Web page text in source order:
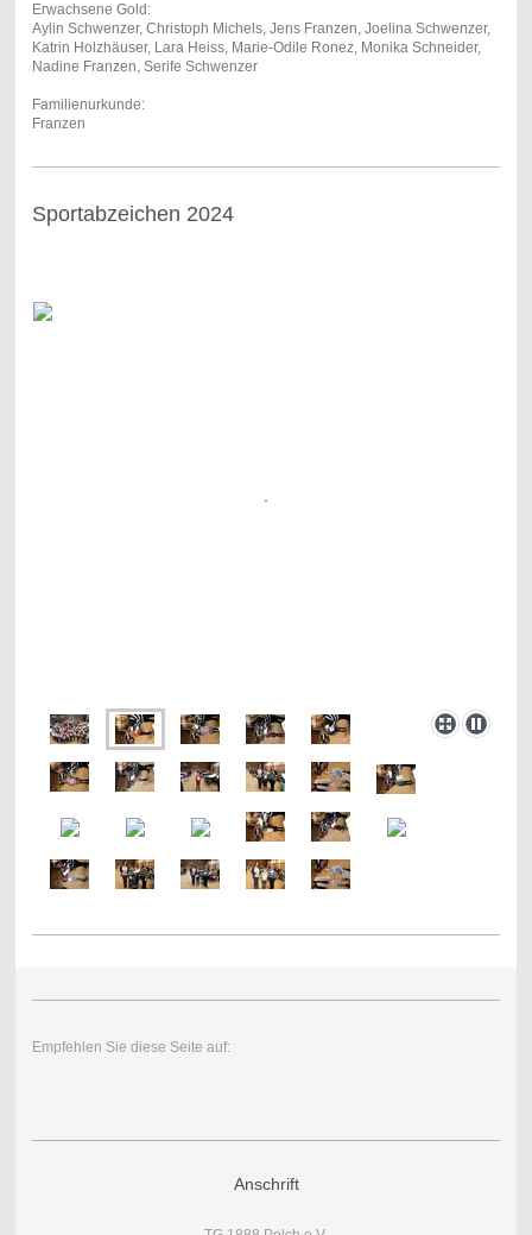
Erwachsene Gold:
Aylin Schwenzer, Christoph Michels, Jens Franzen, Joelina Schwenzer,
Katrin Holzhäuser, Lara Heiss, Marie-Odile Ronez, Monika Schneider,
Nadine Franzen, Serife Schwenzer
Familienurkunde:
Franzen
Sportabzeichen 2024
Empfehlen Sie diese Seite auf:
Anschrift